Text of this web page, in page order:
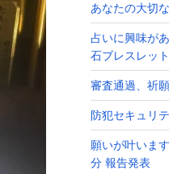
あなたの大切
占いに興味が
石ブレスレット
審査通過、祈
防犯セキュリ
願いが叶いま
分 報告発表